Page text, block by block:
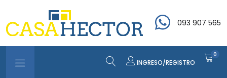
093 907 565
INGRESO/REGISTRO
0